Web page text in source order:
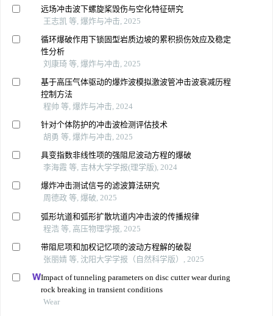
远场冲击波下螺旋桨毁伤与空化特征研究
王志凯 等, 爆炸与冲击, 2025
循环爆破作用下锁固型岩质边坡的累积损伤效应及稳定
性分析
刘康琦 等, 爆炸与冲击, 2025
基于高压气体驱动的爆炸波模拟激波管冲击波衰减历程
控制方法
程帅 等, 爆炸与冲击, 2024
针对个体防护的冲击波检测评估技术
胡勇 等, 爆炸与冲击, 2025
具变指数非线性项的强阻尼波动方程的爆破
李海霞 等, 吉林大学学报(理学版), 2024
爆炸冲击测试信号的滤波算法研究
周德政 等, 爆破, 2025
弧形坑道和弧形扩散坑道内冲击波的传播规律
程浩 等, 高压物理学报, 2025
带阻尼项和加权记忆项的波动方程解的破裂
张丽婧 等, 沈阳大学学报（自然科学版）, 2025
Impact of tunneling parameters on disc cutter wear during
rock breaking in transient conditions
Wear